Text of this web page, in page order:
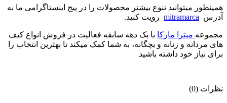
همینطور میتوانید تنوع بیشتر محصولات را در پیج اینستاگرامی ما به
آدرس mitramarca رویت کنید.
مجموعه میترا مارکا با یک دهه سابقه فعالیت در فروش انواع کیف
های مردانه و زنانه و بچگانه، به شما کمک میکند تا بهترین انتخاب را
برای نیاز خود داشته باشید
نظرات (0)